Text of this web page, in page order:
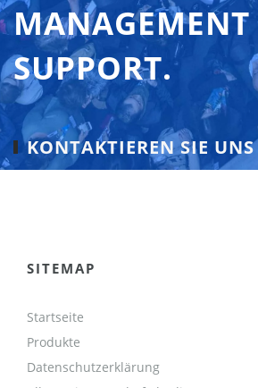
MANAGEMENT
SUPPORT.
KONTAKTIEREN SIE UNS
SITEMAP
Startseite
Produkte
Datenschutzerklärung